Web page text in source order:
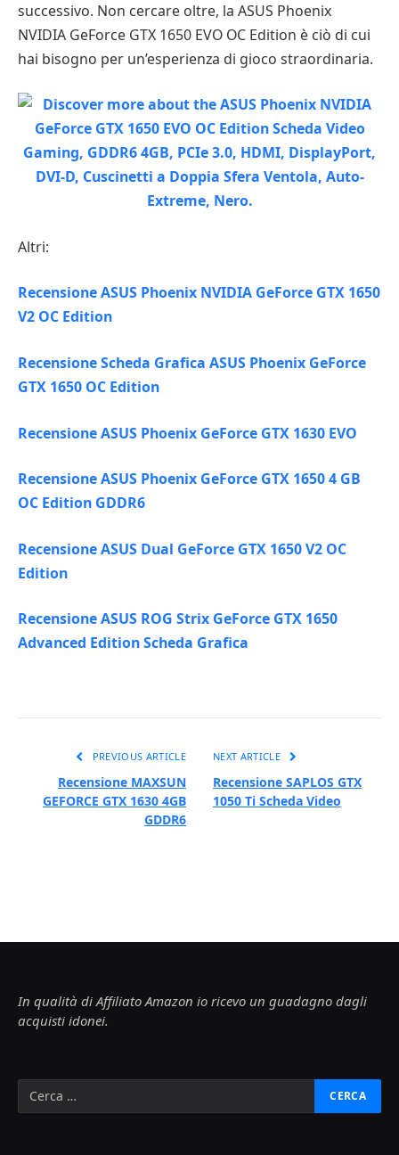
successivo. Non cercare oltre, la ASUS Phoenix
NVIDIA GeForce GTX 1650 EVO OC Edition è ciò di cui
hai bisogno per un’esperienza di gioco straordinaria.
Altri:
Recensione ASUS Phoenix NVIDIA GeForce GTX 1650
V2 OC Edition
Recensione Scheda Grafica ASUS Phoenix GeForce
GTX 1650 OC Edition
Recensione ASUS Phoenix GeForce GTX 1630 EVO
Recensione ASUS Phoenix GeForce GTX 1650 4 GB
OC Edition GDDR6
Recensione ASUS Dual GeForce GTX 1650 V2 OC
Edition
Recensione ASUS ROG Strix GeForce GTX 1650
Advanced Edition Scheda Grafica
PREVIOUS ARTICLE
Recensione MAXSUN
GEFORCE GTX 1630 4GB
GDDR6
NEXT ARTICLE
Recensione SAPLOS GTX
1050 Ti Scheda Video
In qualità di Affiliato Amazon io ricevo un guadagno dagli
acquisti idonei.